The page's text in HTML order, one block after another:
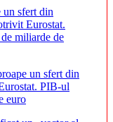
un sfert din
PIB-ul
euro